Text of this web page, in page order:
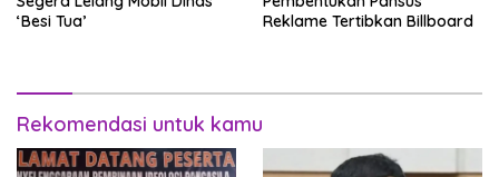
‘Besi Tua’
Reklame Tertibkan Billboard
Rekomendasi untuk kamu